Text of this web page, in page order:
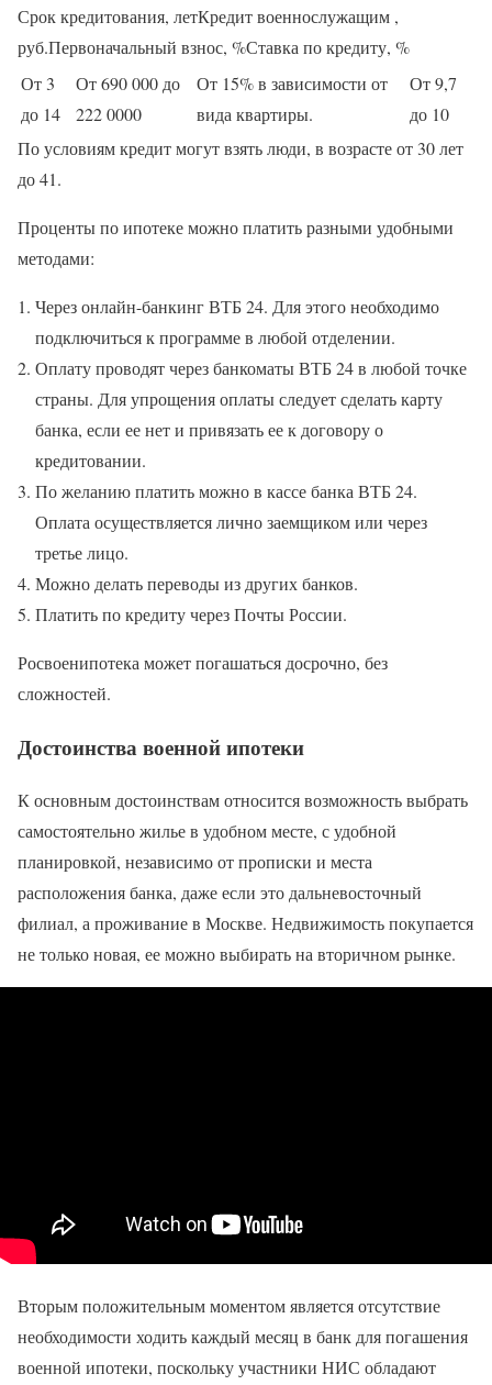
Срок кредитования, летКредит военнослужащим ,
руб.Первоначальный взнос, %Ставка по кредиту, %
От 3
до 14
От 690 000 до
222 0000
От 15% в зависимости от
вида квартиры.
От 9,7
до 10
По условиям кредит могут взять люди, в возрасте от 30 лет
до 41.
Проценты по ипотеке можно платить разными удобными
методами:
Через онлайн-банкинг ВТБ 24. Для этого необходимо
подключиться к программе в любой отделении.
Оплату проводят через банкоматы ВТБ 24 в любой точке
страны. Для упрощения оплаты следует сделать карту
банка, если ее нет и привязать ее к договору о
кредитовании.
По желанию платить можно в кассе банка ВТБ 24.
Оплата осуществляется лично заемщиком или через
третье лицо.
Можно делать переводы из других банков.
Платить по кредиту через Почты России.
Росвоенипотека может погашаться досрочно, без
сложностей.
Достоинства военной ипотеки
К основным достоинствам относится возможность выбрать
самостоятельно жилье в удобном месте, с удобной
планировкой, независимо от прописки и места
расположения банка, даже если это дальневосточный
филиал, а проживание в Москве. Недвижимость покупается
не только новая, ее можно выбирать на вторичном рынке.
Вторым положительным моментом является отсутствие
необходимости ходить каждый месяц в банк для погашения
военной ипотеки, поскольку участники НИС обладают